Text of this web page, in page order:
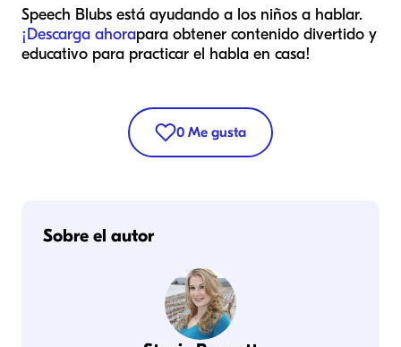
Speech Blubs está ayudando a los niños a hablar.
¡Descarga ahorapara obtener contenido divertido y
educativo para practicar el habla en casa!
0 Me gusta
Sobre el autor